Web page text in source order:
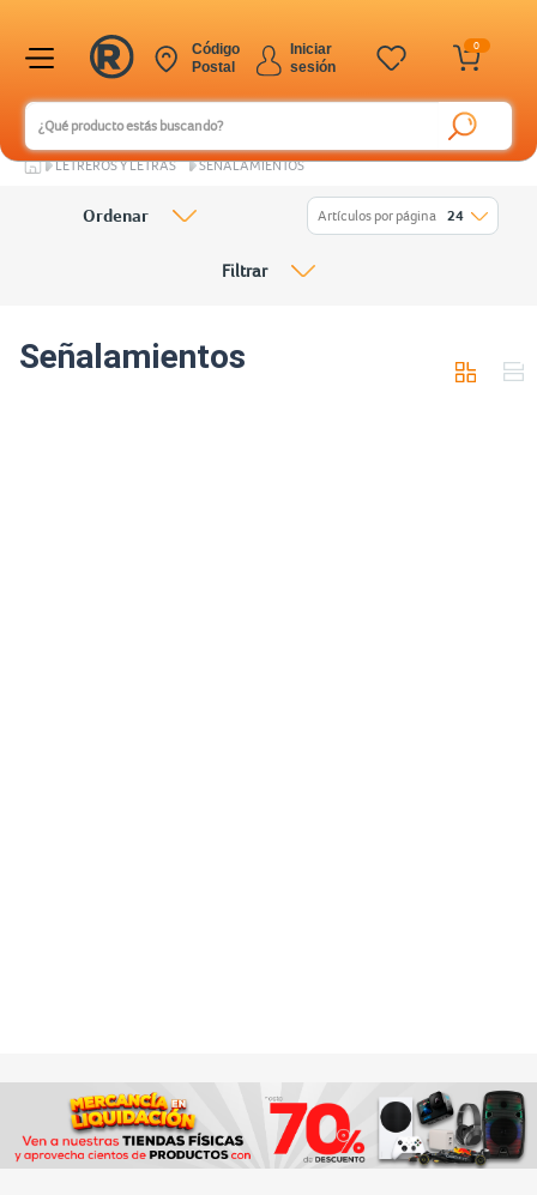
0
Iniciar
sesión
Código
Postal
LETREROS Y LETRAS SEÑALAMIENTOS
Señalamientos
Ordenar Artículos por página 24
Filtrar